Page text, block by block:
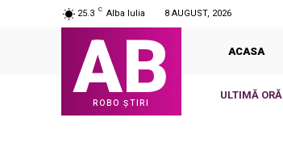
25.3 C Alba Iulia 8 AUGUST, 2026
AB
ROBO ȘTIRI
ACASA
ULTIMĂ ORĂ